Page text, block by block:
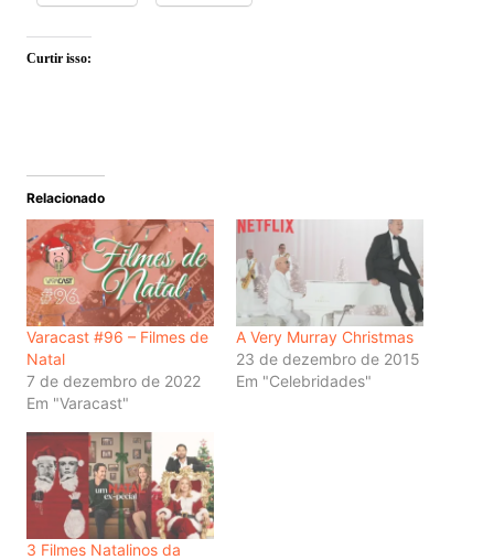
Curtir isso:
Relacionado
Varacast #96 – Filmes de
Natal
7 de dezembro de 2022
Em "Varacast"
A Very Murray Christmas
23 de dezembro de 2015
Em "Celebridades"
3 Filmes Natalinos da